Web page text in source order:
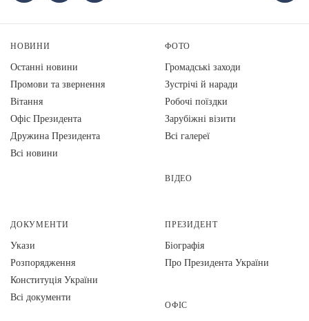
НОВИНИ
Останні новини
Промови та звернення
Вiтання
Офіс Президента
Дружина Президента
Всі новини
ФОТО
Громадські заходи
Зустрічі й наради
Робочі поїздки
Зарубіжні візити
Всі галереї
ВІДЕО
ДОКУМЕНТИ
Укази
Розпорядження
Конституція України
Всі документи
ПРЕЗИДЕНТ
Біографія
Про Президента України
ОФІС